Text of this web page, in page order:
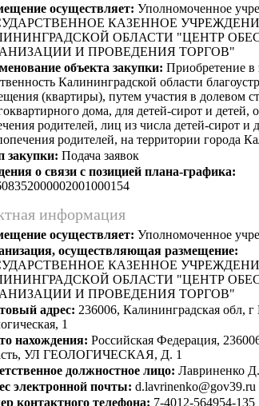
осуществляет: Уполномоченное
КАЗЕННОЕ
ОБЛАСТИ "ЦЕНТР
И ПРОВЕДЕНИЯ ТОРГОВ"
объекта закупки: Приобретение в
Калининградской области
(квартиры), путем участия в долевом
дома, для детей-сирот и детей,
родителей, лиц из числа детей-сирот и
родителей, на территории города
закупки: Подача заявок
о связи с позицией плана-графика:
информация
осуществляет: Уполномоченное
осуществляющая размещение:
КАЗЕННОЕ
ОБЛАСТИ "ЦЕНТР
И ПРОВЕДЕНИЯ ТОРГОВ"
адрес: 236006, Калининградская обл,
1
нахождения: Российская Федерация,
УЛ ГЕОЛОГИЧЕСКАЯ, Д. 1
должностное лицо: Лавриненко
электронной почты: d.lavrinenko@gov39.ru
контактного телефона: 7-4012-564954-135